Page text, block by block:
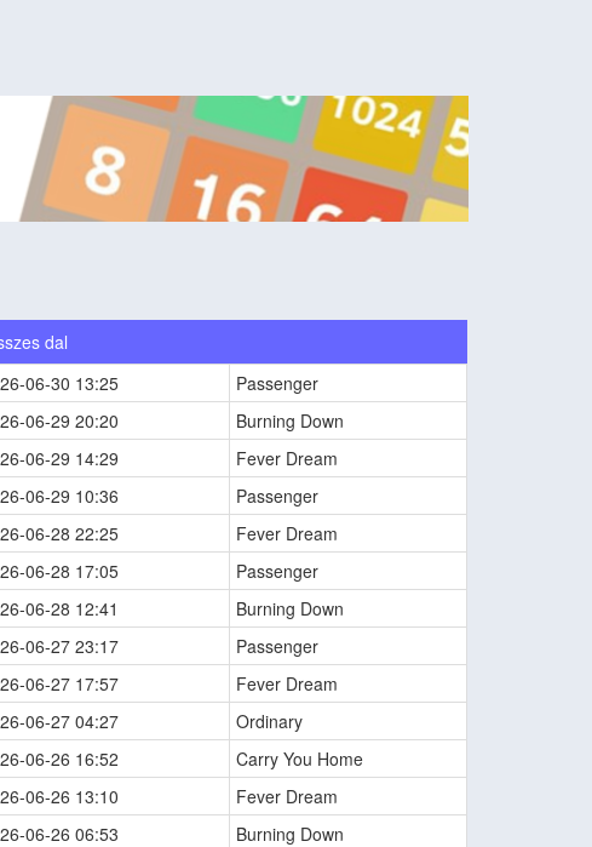
dal
06-30 13:25
Passenger
06-29 20:20
Burning Down
06-29 14:29
Fever Dream
06-29 10:36
Passenger
06-28 22:25
Fever Dream
06-28 17:05
Passenger
06-28 12:41
Burning Down
06-27 23:17
Passenger
06-27 17:57
Fever Dream
06-27 04:27
Ordinary
06-26 16:52
Carry You Home
06-26 13:10
Fever Dream
06-26 06:53
Burning Down